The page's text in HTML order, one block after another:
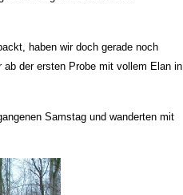
haben wir doch gerade noch
der ersten Probe mit vollem Elan in
Samstag und wanderten mit